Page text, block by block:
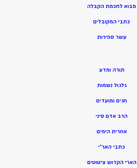
מבוא לחכמת הקבלה
כתבי המקובלים
עשר ספירות
תורה ומדע
גלגול נשמות
חגים ומועדים
הרב אדם סיני
אחרית הימים
כתבי האר”י
הארי הקדוש ציטוטים